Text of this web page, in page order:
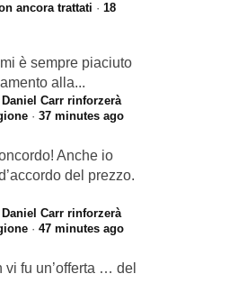
ancora trattati · 18
è sempre piaciuto
alla...
Daniel Carr rinforzerà
· 37 minutes ago
Anche io
del prezzo.
Daniel Carr rinforzerà
· 47 minutes ago
vi fu un’offerta … del